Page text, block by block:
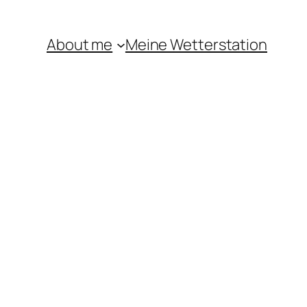
About me Meine Wetterstation